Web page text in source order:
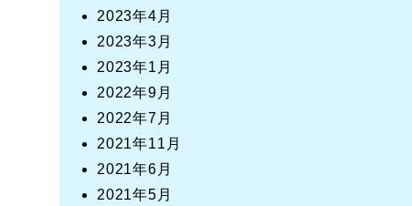
2023年4月
2023年3月
2023年1月
2022年9月
2022年7月
2021年11月
2021年6月
2021年5月